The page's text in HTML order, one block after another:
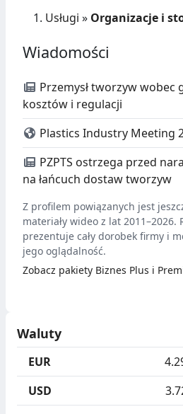
Usługi » Organizacje i
Wiadomości
Przemysł tworzyw wobec
kosztów i regulacji
Plastics Industry Meeting
PZPTS ostrzega przed
na łańcuch dostaw tworzyw
Z profilem powiązanych jest
materiały wideo z lat 2011–2026.
prezentuje cały dorobek firmy i
jego oglądalność.
Zobacz pakiety Biznes Plus i
Waluty
EUR
USD